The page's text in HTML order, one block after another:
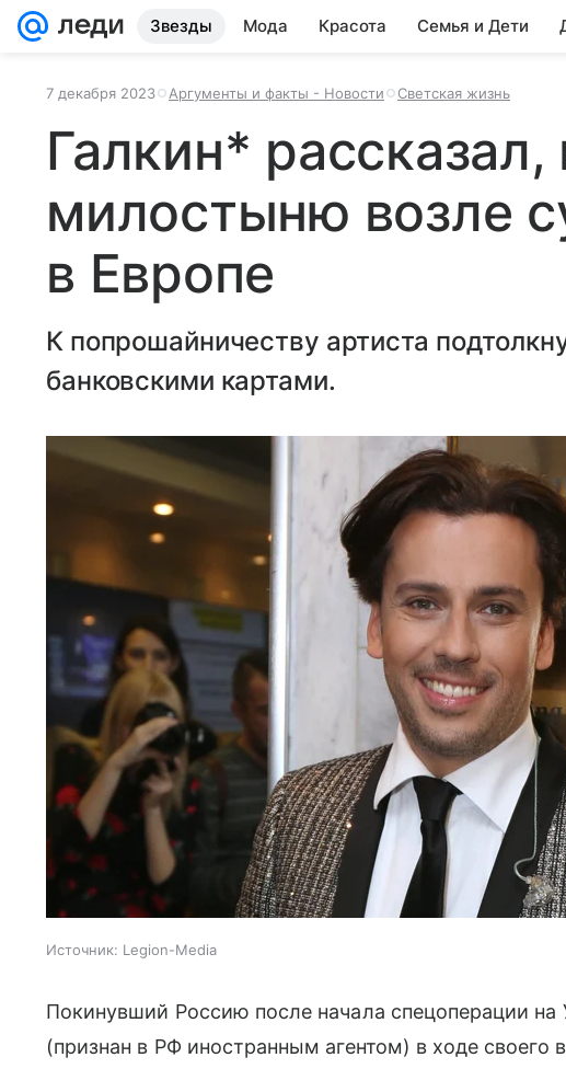
Звезды Мода Красота Семья и Дети
7 декабря 2023 Аргументы и факты - Новости Светская жизнь
Галкин* рассказал,
милостыню возле
в Европе
К попрошайничеству артиста
банковскими картами.
Источник: Legion-Media
Покинувший Россию после начала спецоперации
(признан в РФ иностранным агентом) в ходе своего